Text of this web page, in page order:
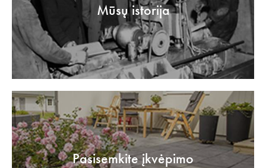
Mūsų istorija
Pasisemkite įkvėpimo